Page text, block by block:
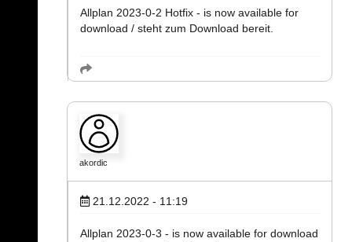
Allplan 2023-0-2 Hotfix - is now available for
download / steht zum Download bereit.
akordic
21.12.2022 - 11:19
Allplan 2023-0-3 - is now available for download